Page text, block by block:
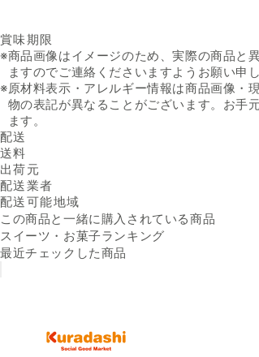
賞味期限
※商品画像はイメージのため、実際の商品と
ますのでご連絡くださいますようお願い申
※原材料表示・アレルギー情報は商品画像・
物の表記が異なることがございます。お手
ます。
配送
送料
出荷元
配送業者
配送可能地域
この商品と一緒に購入されている商品
スイーツ・お菓子ランキング
最近チェックした商品